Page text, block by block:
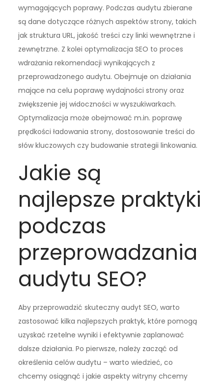
wymagających poprawy. Podczas audytu zbierane
są dane dotyczące różnych aspektów strony, takich
jak struktura URL, jakość treści czy linki wewnętrzne i
zewnętrzne. Z kolei optymalizacja SEO to proces
wdrażania rekomendacji wynikających z
przeprowadzonego audytu. Obejmuje on działania
mające na celu poprawę wydajności strony oraz
zwiększenie jej widoczności w wyszukiwarkach.
Optymalizacja może obejmować m.in. poprawę
prędkości ładowania strony, dostosowanie treści do
słów kluczowych czy budowanie strategii linkowania.
Jakie są
najlepsze praktyki
podczas
przeprowadzania
audytu SEO?
Aby przeprowadzić skuteczny audyt SEO, warto
zastosować kilka najlepszych praktyk, które pomogą
uzyskać rzetelne wyniki i efektywnie zaplanować
dalsze działania. Po pierwsze, należy zacząć od
określenia celów audytu – warto wiedzieć, co
chcemy osiągnąć i jakie aspekty witryny chcemy